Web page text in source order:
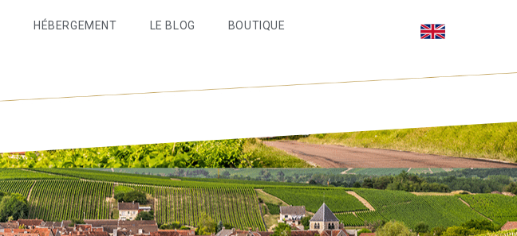
HÉBERGEMENT LE BLOG BOUTIQUE